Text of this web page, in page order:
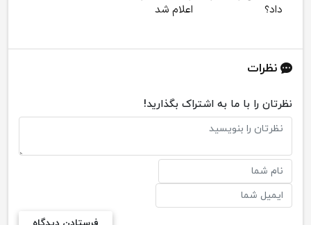
داد؟
اعلام شد
نظرات
نظرتان را با ما به اشتراک بگذارید!